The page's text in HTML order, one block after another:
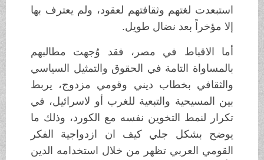
استبعدت لغتهم وثقافتهم لعقود، ولم يعترف بها
إلا مؤخراً بعد نضال طويل.
أما الاقباط في مصر، فقد وُجهت مطالبهم
بالمساواة التامة في الحقوق والتمثيل السياسي
والثقافي بخطاب ديني وقومي مزدوج، يربط
بين المسيحية والتبعية للغرب أو لاسرائيل، في
تكرار لنمط التخوين نفسه مع الكورد، وذلك ما
يوضح بشكل جلي كيف ان ازدواجية الفكر
القومي العربي تظهر من خلال استخدامه الدين